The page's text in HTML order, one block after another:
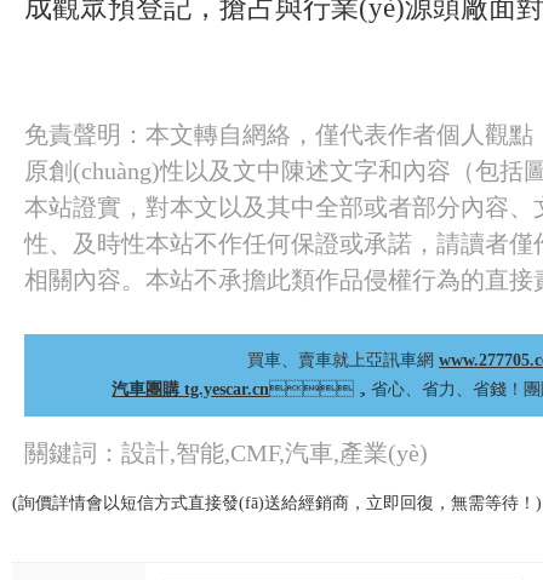
成觀眾預登記，搶占與行業(yè)源頭廠面
免責聲明：本文轉自網絡，僅代表作者個人觀點
原創(chuàng)性以及文中陳述文字和內容（包括
本站證實，對本文以及其中全部或者部分內容
性、及時性本站不作任何保證或承諾，請讀者僅
相關內容。本站不承擔此類作品侵權行為的直
買車、賣車就上亞訊車網
汽車團購 tg.yescar.cn，省心、省力、省錢！
關鍵詞：設計,智能,CMF,汽車,產業(yè)
(詢價詳情會以短信方式直接發(fā)送給經銷商，立即回復，無需等待！)